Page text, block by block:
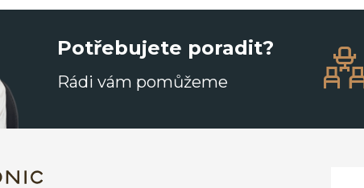
Potřebujete poradit?
Rádi vám pomůžeme